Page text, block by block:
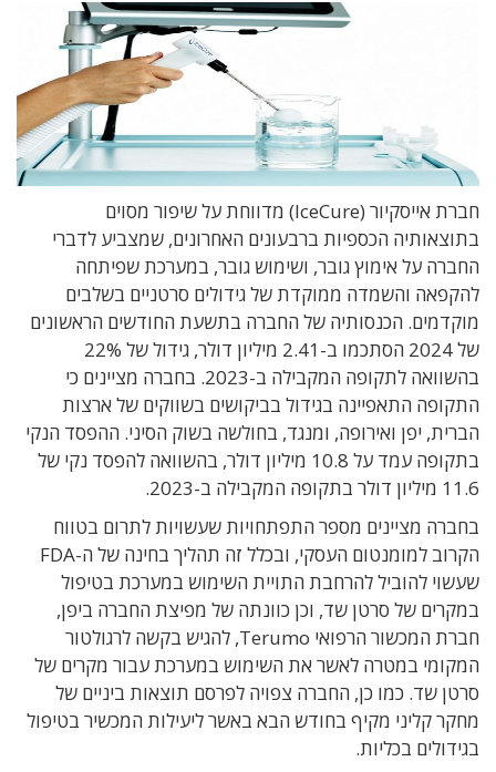
חברת אייסקיור (IceCure) מדווחת על שיפור מסוים
בתוצאותיה הכספיות ברבעונים האחרונים, שמצביע לדברי
החברה על אימוץ גובר, ושימוש גובר, במערכת שפיתחה
להקפאה והשמדה ממוקדת של גידולים סרטניים בשלבים
מוקדמים. הכנסותיה של החברה בתשעת החודשים הראשונים
של 2024 הסתכמו ב-2.41 מיליון דולר, גידול של 22%
בהשוואה לתקופה המקבילה ב-2023. בחברה מציינים כי
התקופה התאפיינה בגידול בביקושים בשווקים של ארצות
הברית, יפן ואירופה, ומנגד, בחולשה בשוק הסיני. ההפסד הנקי
בתקופה עמד על 10.8 מיליון דולר, בהשוואה להפסד נקי של
11.6 מיליון דולר בתקופה המקבילה ב-2023.
בחברה מציינים מספר התפתחויות שעשויות לתרום בטווח
הקרוב למומנטום העסקי, ובכלל זה תהליך בחינה של ה-FDA
שעשוי להוביל להרחבת התויית השימוש במערכת בטיפול
במקרים של סרטן שד, וכן כוונתה של מפיצת החברה ביפן,
חברת המכשור הרפואי Terumo, להגיש בקשה לרגולטור
המקומי במטרה לאשר את השימוש במערכת עבור מקרים של
סרטן שד. כמו כן, החברה צפויה לפרסם תוצאות ביניים של
מחקר קליני מקיף בחודש הבא באשר ליעילות המכשיר בטיפול
בגידולים בכליות.